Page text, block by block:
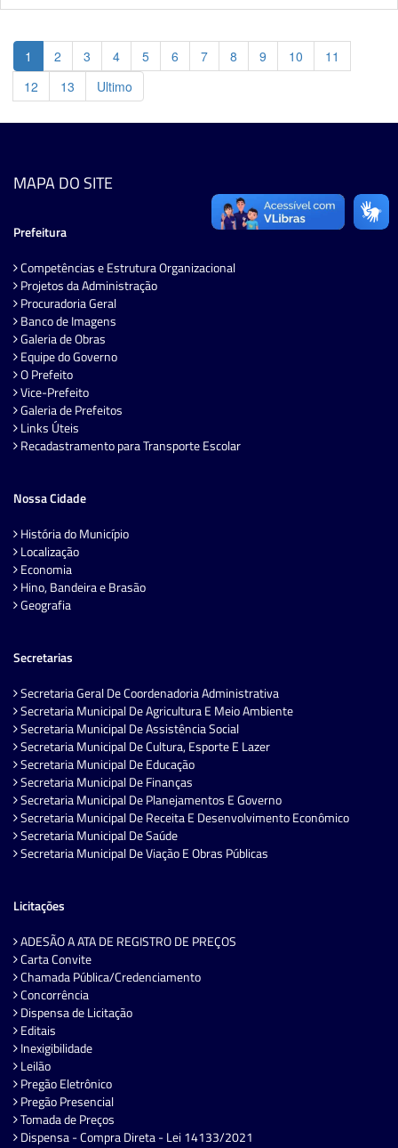
1 2 3 4 5 6 7 8 9 10
11
12
13 Ultimo
MAPA DO SITE
Prefeitura
Competências e Estrutura Organizacional
Projetos da Administração
Procuradoria Geral
Banco de Imagens
Galeria de Obras
Equipe do Governo
O Prefeito
Vice-Prefeito
Galeria de Prefeitos
Links Úteis
Recadastramento para Transporte Escolar
Nossa Cidade
História do Município
Localização
Economia
Hino, Bandeira e Brasão
Geografia
Secretarias
Secretaria Geral De Coordenadoria Administrativa
Secretaria Municipal De Agricultura E Meio Ambiente
Secretaria Municipal De Assistência Social
Secretaria Municipal De Cultura, Esporte E Lazer
Secretaria Municipal De Educação
Secretaria Municipal De Finanças
Secretaria Municipal De Planejamentos E Governo
Secretaria Municipal De Receita E Desenvolvimento Econômico
Secretaria Municipal De Saúde
Secretaria Municipal De Viação E Obras Públicas
Licitações
ADESÃO A ATA DE REGISTRO DE PREÇOS
Carta Convite
Chamada Pública/Credenciamento
Concorrência
Dispensa de Licitação
Editais
Inexigibilidade
Leilão
Pregão Eletrônico
Pregão Presencial
Tomada de Preços
Dispensa - Compra Direta - Lei 14133/2021